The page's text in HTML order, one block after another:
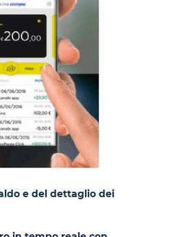
e del dettaglio dei